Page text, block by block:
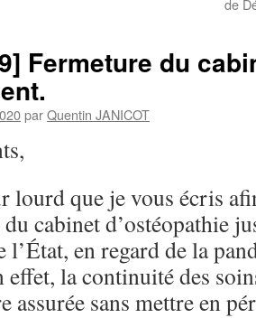
de
Fermeture du
parQuentin JANICOT
lourd que je vous écris
cabinet d’ostéopathie
l’État, en regard de la
la continuité des
assurée sans mettre en